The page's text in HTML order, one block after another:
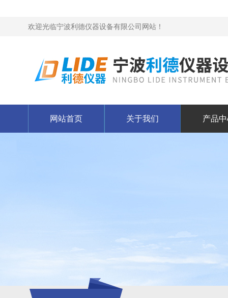
欢迎光临宁波利德仪器设备有限公司网站！
网站首页 关于我们 产品